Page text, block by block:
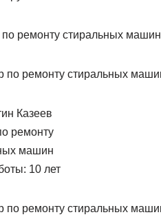
по ремонту стиральных машин
Казеев
ремонту
машин
10 лет